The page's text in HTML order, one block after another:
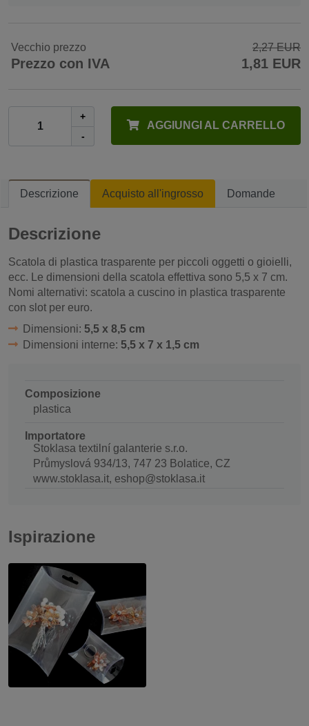
Vecchio prezzo 2,27 EUR
Prezzo con IVA 1,81 EUR
+
-
AGGIUNGI AL CARRELLO
Descrizione Acquisto all'ingrosso Domande
Descrizione
Scatola di plastica trasparente per piccoli oggetti o gioielli,
ecc. Le dimensioni della scatola effettiva sono 5,5 x 7 cm.
Nomi alternativi: scatola a cuscino in plastica trasparente
con slot per euro.
Dimensioni: 5,5 x 8,5 cm
Dimensioni interne: 5,5 x 7 x 1,5 cm
Composizione
plastica
Importatore
Stoklasa textilní galanterie s.r.o.
Průmyslová 934/13, 747 23 Bolatice, CZ
www.stoklasa.it, eshop@stoklasa.it
Ispirazione